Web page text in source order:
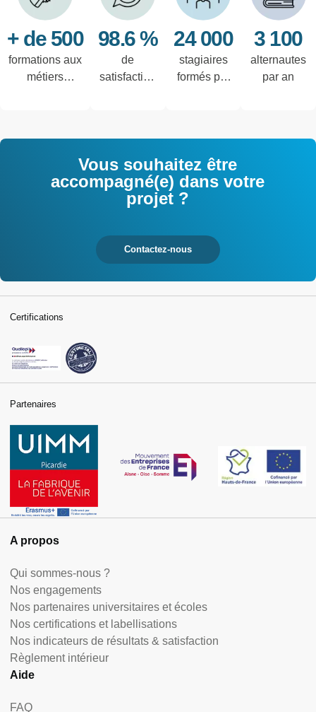
+ de 500
formations aux
métiers
98.6 %
de
satisfaction
24 000
stagiaires
formés par
3 100
alternautes
par an
Vous souhaitez être
accompagné(e) dans votre
projet ?
Contactez-nous
A propos
Qui sommes-nous ?
Nos engagements
Nos partenaires universitaires et écoles
Nos certifications et labellisations
Nos indicateurs de résultats & satisfaction
Règlement intérieur
Aide
FAQ
Certifications
Partenaires